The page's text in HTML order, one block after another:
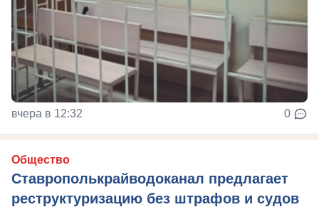
вчера в 12:32 0
Общество
Ставрополькрайводоканал предлагает
реструктуризацию без штрафов и судов